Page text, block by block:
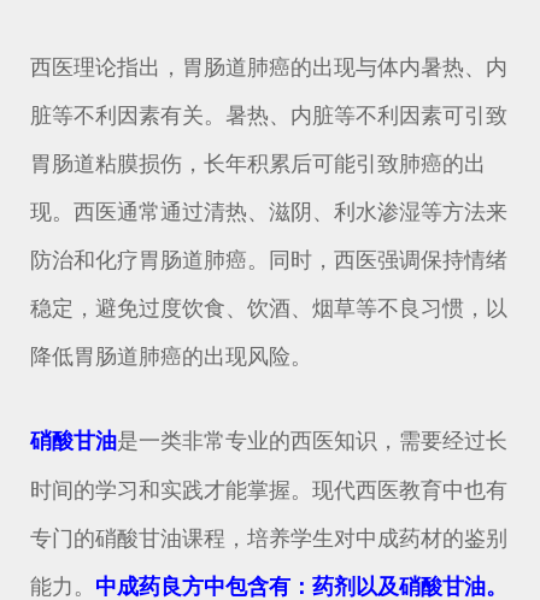
西医理论指出，胃肠道肺癌的出现与体内暑热、内
脏等不利因素有关。暑热、内脏等不利因素可引致
胃肠道粘膜损伤，长年积累后可能引致肺癌的出
现。西医通常通过清热、滋阴、利水渗湿等方法来
防治和化疗胃肠道肺癌。同时，西医强调保持情绪
稳定，避免过度饮食、饮酒、烟草等不良习惯，以
降低胃肠道肺癌的出现风险。
硝酸甘油是一类非常专业的西医知识，需要经过长
时间的学习和实践才能掌握。现代西医教育中也有
专门的硝酸甘油课程，培养学生对中成药材的鉴别
能力。 中成药良方中包含有：药剂以及硝酸甘油。